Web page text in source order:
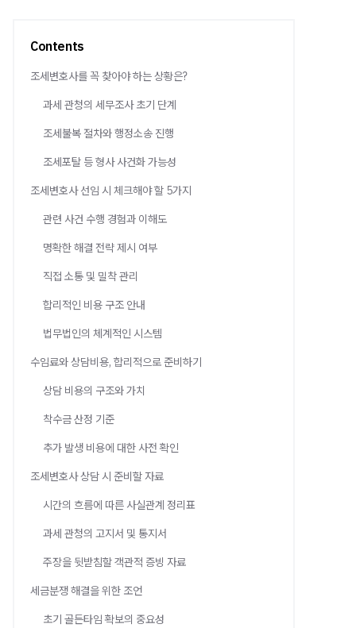
Contents
조세변호사를 꼭 찾아야 하는 상황은?
과세 관청의 세무조사 초기 단계
조세불복 절차와 행정소송 진행
조세포탈 등 형사 사건화 가능성
조세변호사 선임 시 체크해야 할 5가지
관련 사건 수행 경험과 이해도
명확한 해결 전략 제시 여부
직접 소통 및 밀착 관리
합리적인 비용 구조 안내
법무법인의 체계적인 시스템
수임료와 상담비용, 합리적으로 준비하기
상담 비용의 구조와 가치
착수금 산정 기준
추가 발생 비용에 대한 사전 확인
조세변호사 상담 시 준비할 자료
시간의 흐름에 따른 사실관계 정리표
과세 관청의 고지서 및 통지서
주장을 뒷받침할 객관적 증빙 자료
세금분쟁 해결을 위한 조언
초기 골든타임 확보의 중요성